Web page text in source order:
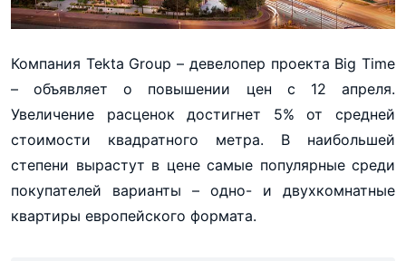
Компания Tekta Group – девелопер проекта Big Time
– объявляет о повышении цен с 12 апреля.
Увеличение расценок достигнет 5% от средней
стоимости квадратного метра. В наибольшей
степени вырастут в цене самые популярные среди
покупателей варианты – одно- и двухкомнатные
квартиры европейского формата.